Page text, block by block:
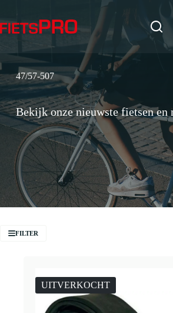
de
inhoud
47/57-507
Bekijk onze nieuwste fietsen en
FILTER
UITVERKOCHT